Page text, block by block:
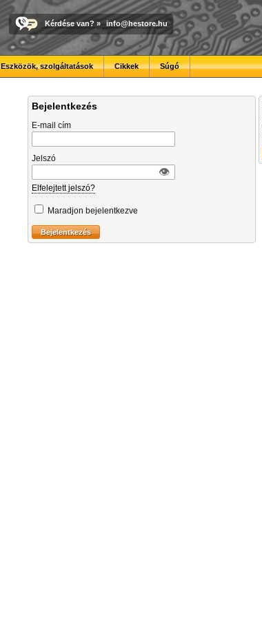
Kérdése van? » info@hestore.hu
Eszközök, szolgáltatások Cikkek Súgó
Bejelentkezés
E-mail cím
Jelszó
👁︎
Elfelejtett jelszó?
Maradjon bejelentkezve